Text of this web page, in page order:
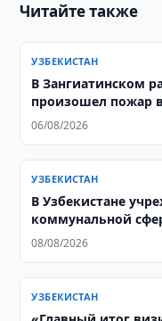
Читайте также
УЗБЕКИСТАН
В Зангиатинском
произошел пожар
06/08/2026
УЗБЕКИСТАН
В Узбекистане
коммунальной
08/08/2026
УЗБЕКИСТАН